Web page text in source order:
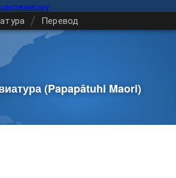
/ Перевод
(Papapātuhi Maori)